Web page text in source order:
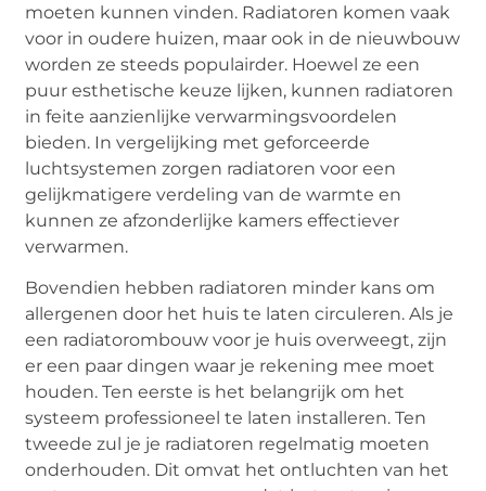
moeten kunnen vinden. Radiatoren komen vaak
voor in oudere huizen, maar ook in de nieuwbouw
worden ze steeds populairder. Hoewel ze een
puur esthetische keuze lijken, kunnen radiatoren
in feite aanzienlijke verwarmingsvoordelen
bieden. In vergelijking met geforceerde
luchtsystemen zorgen radiatoren voor een
gelijkmatigere verdeling van de warmte en
kunnen ze afzonderlijke kamers effectiever
verwarmen.
Bovendien hebben radiatoren minder kans om
allergenen door het huis te laten circuleren. Als je
een radiatorombouw voor je huis overweegt, zijn
er een paar dingen waar je rekening mee moet
houden. Ten eerste is het belangrijk om het
systeem professioneel te laten installeren. Ten
tweede zul je je radiatoren regelmatig moeten
onderhouden. Dit omvat het ontluchten van het